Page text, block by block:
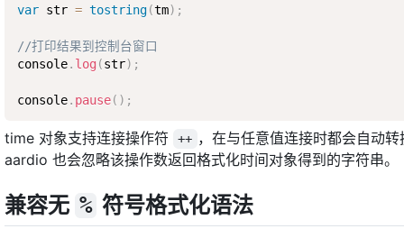
var str = tostring(tm) ;
//打印结果到控制台窗口
console. log (str) ;
console. pause( ) ;
time 对象支持连接操作符 ++ ，在与任意值连接时都会自动
aardio 也会忽略该操作数返回格式化时间对象得到的字符串。
兼容无 % 符号格式化语法